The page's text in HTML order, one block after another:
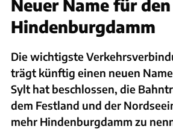
Neuer Name für
Hindenburgdamm
Die wichtigste
trägt künftig einen neuen
Sylt hat beschlossen, die
dem Festland und der
mehr Hindenburgdamm zu